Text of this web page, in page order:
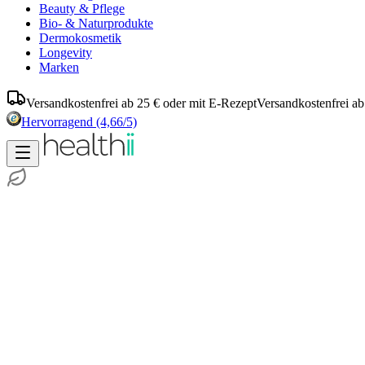
Beauty & Pflege
Bio- & Naturprodukte
Dermokosmetik
Longevity
Marken
Versandkostenfrei ab 25 € oder mit E-RezeptVersandkostenfrei
Hervorragend (4,66/5)